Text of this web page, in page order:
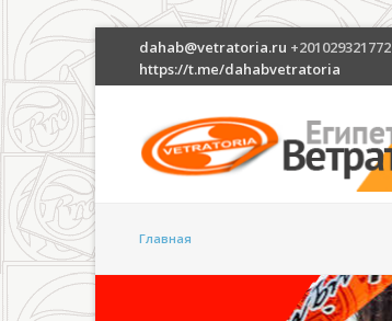
dahab@vetratoria.ru +201029321772
https://t.me/dahabvetratoria
Главная